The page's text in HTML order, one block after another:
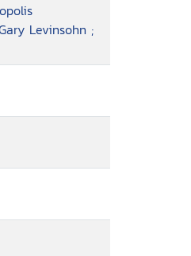
Levinsohn ;